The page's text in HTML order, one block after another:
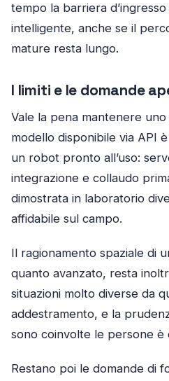
tempo la barriera d’ingresso
intelligente, anche se il
mature resta lungo.
I limiti e le domande
Vale la pena mantenere
modello disponibile via API
un robot pronto all’uso:
integrazione e collaudo
dimostrata in laboratorio
affidabile sul campo.
Il ragionamento spaziale di
quanto avanzato, resta
situazioni molto diverse da
addestramento, e la
sono coinvolte le persone è
Restano poi le domande di